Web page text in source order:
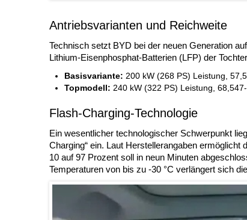
Antriebsvarianten und Reichweite
Technisch setzt BYD bei der neuen Generation
Lithium-Eisenphosphat-Batterien (LFP) der
Basisvariante: 200 kW (268 PS) Leistung,
Topmodell: 240 kW (322 PS) Leistung,
Flash-Charging-Technologie
Ein wesentlicher technologischer Schwerpunkt
Charging“ ein. Laut Herstellerangaben
10 auf 97 Prozent soll in neun Minuten
Temperaturen von bis zu -30 °C verlängert sich